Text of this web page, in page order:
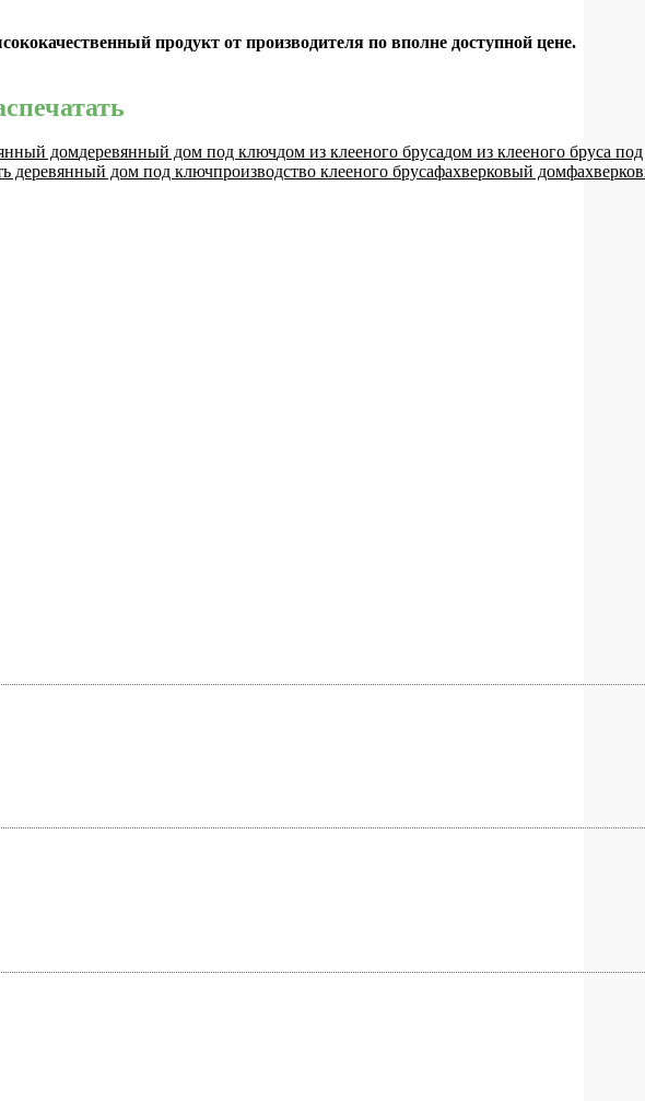
продукт от производителя по вполне доступной цене.
домдеревянный дом под ключдом из клееного брусадом из клееного бруса под
деревянный дом под ключпроизводство клееного брусафахверковый дом